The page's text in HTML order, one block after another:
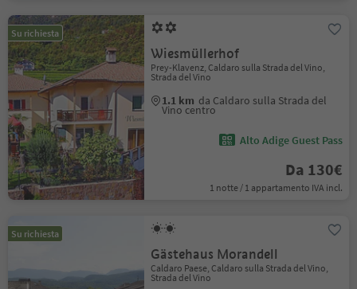
Su richiesta
Wiesmüllerhof
Prey-Klavenz, Caldaro sulla Strada del Vino,
Strada del Vino
1.1 km da Caldaro sulla Strada del
Vino centro
Alto Adige Guest Pass
Da 130€
1 notte / 1 appartamento IVA incl.
Su richiesta
Gästehaus Morandell
Caldaro Paese, Caldaro sulla Strada del Vino,
Strada del Vino